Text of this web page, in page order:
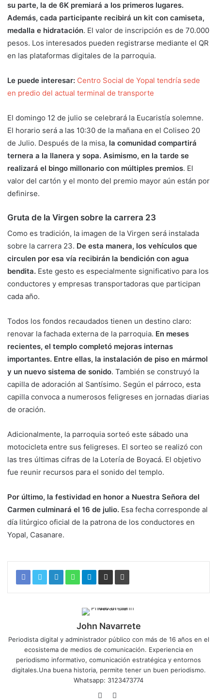
su parte, la de 6K premiará a los primeros lugares.
Además, cada participante recibirá un kit con camiseta,
medalla e hidratación. El valor de inscripción es de 70.000
pesos. Los interesados pueden registrarse mediante el QR
en las plataformas digitales de la parroquia.
Le puede interesar: Centro Social de Yopal tendría sede
en predio del actual terminal de transporte
El domingo 12 de julio se celebrará la Eucaristía solemne.
El horario será a las 10:30 de la mañana en el Coliseo 20
de Julio. Después de la misa, la comunidad compartirá
ternera a la llanera y sopa. Asimismo, en la tarde se
realizará el bingo millonario con múltiples premios. El
valor del cartón y el monto del premio mayor aún están por
definirse.
Gruta de la Virgen sobre la carrera 23
Como es tradición, la imagen de la Virgen será instalada
sobre la carrera 23. De esta manera, los vehículos que
circulen por esa vía recibirán la bendición con agua
bendita. Este gesto es especialmente significativo para los
conductores y empresas transportadoras que participan
cada año.
Todos los fondos recaudados tienen un destino claro:
renovar la fachada externa de la parroquia. En meses
recientes, el templo completó mejoras internas
importantes. Entre ellas, la instalación de piso en mármol
y un nuevo sistema de sonido. También se construyó la
capilla de adoración al Santísimo. Según el párroco, esta
capilla convoca a numerosos feligreses en jornadas diarias
de oración.
Adicionalmente, la parroquia sorteó este sábado una
motocicleta entre sus feligreses. El sorteo se realizó con
las tres últimas cifras de la Lotería de Boyacá. El objetivo
fue reunir recursos para el sonido del templo.
Por último, la festividad en honor a Nuestra Señora del
Carmen culminará el 16 de julio. Esa fecha corresponde al
día litúrgico oficial de la patrona de los conductores en
Yopal, Casanare.
John Navarrete
Periodista digital y administrador público con más de 16 años en el
ecosistema de medios de comunicación. Experiencia en
periodismo informativo, comunicación estratégica y entornos
digitales.Una buena historia, permite tener un buen periodismo.
Whatsapp: 3123473774
SitioTwitter